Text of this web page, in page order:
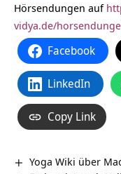
Hörsendungen auf
vidya.de/
Facebook
LinkedIn
Copy Link
Yoga Wiki über